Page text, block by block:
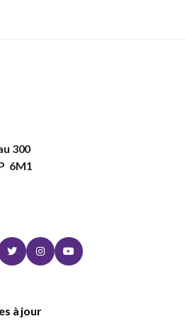
300
6M1
TwitterInstagramYoutube
à jour